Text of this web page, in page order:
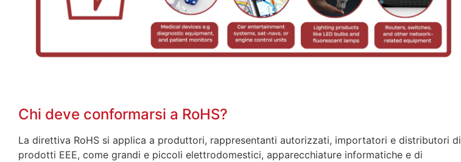
Chi deve conformarsi a RoHS?
La direttiva RoHS si applica a produttori, rappresentanti autorizzati, importatori e distributori di
prodotti EEE, come grandi e piccoli elettrodomestici, apparecchiature informatiche e di